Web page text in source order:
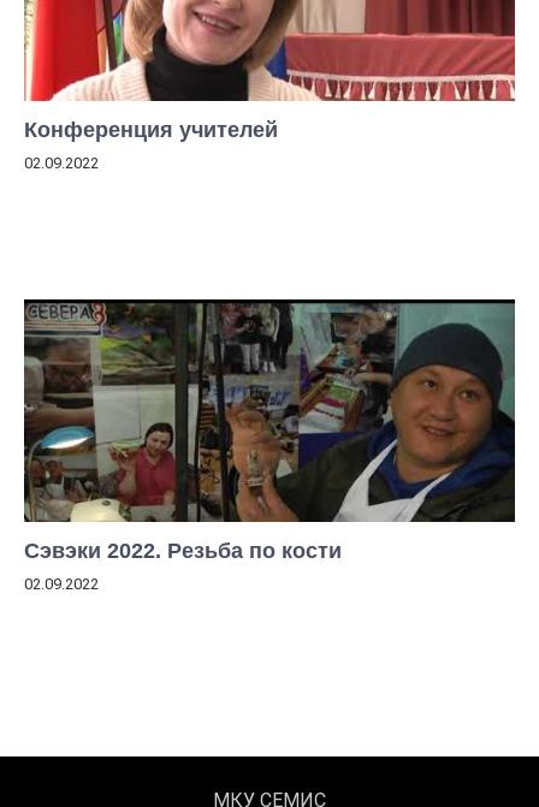
Конференция учителей
02.09.2022
Сэвэки 2022. Резьба по кости
02.09.2022
МКУ СЕМИС